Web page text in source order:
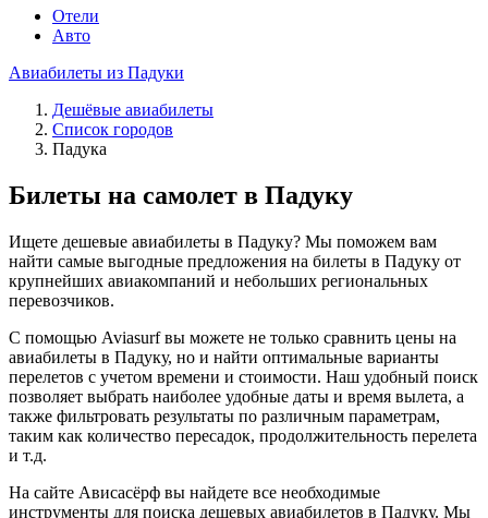
Отели
Авто
Авиабилеты из Падуки
Дешёвые авиабилеты
Список городов
Падука
Билеты на самолет в Падуку
Ищете дешевые авиабилеты в Падуку? Мы поможем вам
найти самые выгодные предложения на билеты в Падуку от
крупнейших авиакомпаний и небольших региональных
перевозчиков.
С помощью Aviasurf вы можете не только сравнить цены на
авиабилеты в Падуку, но и найти оптимальные варианты
перелетов с учетом времени и стоимости. Наш удобный поиск
позволяет выбрать наиболее удобные даты и время вылета, а
также фильтровать результаты по различным параметрам,
таким как количество пересадок, продолжительность перелета
и т.д.
На сайте Ависасёрф вы найдете все необходимые
инструменты для поиска дешевых авиабилетов в Падуку. Мы